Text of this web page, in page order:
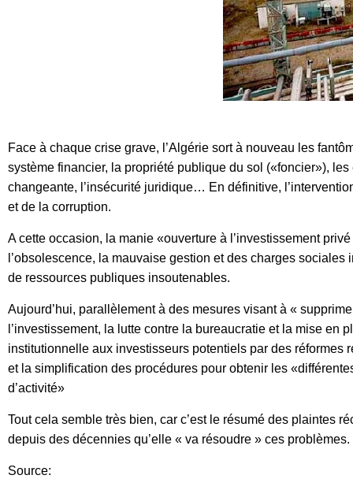
Face à chaque crise grave, l’Algérie sort à nouveau les
système financier, la propriété publique du sol («foncier»),
changeante, l’insécurité juridique… En définitive,
et de la corruption.
A cette occasion, la manie «ouverture à l’investissement
l’obsolescence, la mauvaise gestion et des charges
de ressources publiques insoutenables.
Aujourd’hui, parallèlement à des mesures visant à «
l’investissement, la lutte contre la bureaucratie et la mise
institutionnelle aux investisseurs potentiels par des
et la simplification des procédures pour obtenir les
d’activité»
Tout cela semble très bien, car c’est le résumé des plaintes
depuis des décennies qu’elle « va résoudre » ces problèmes.
Source: